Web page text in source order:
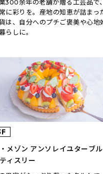
300余年の老舗が贈る工芸品で、
に彩りを。産地の知恵が詰まっ
は、自分へのプチご褒美や心地
らしに。
メゾン アンソレイユターブル
ィスリー